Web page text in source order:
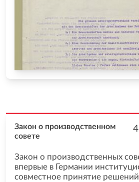
Закон о производственном
совете
Закон о производственных
впервые в Германии
совместное принятие